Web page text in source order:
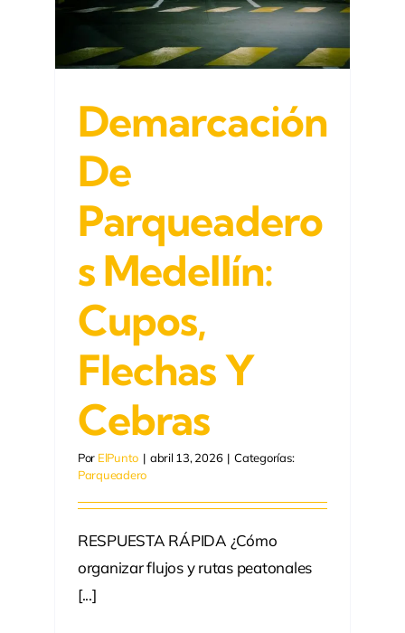
Demarcación
De
Parqueadero
S Medellín:
Cupos,
Flechas Y
Cebras
Por ElPunto | abril 13, 2026 | Categorías:
Parqueadero
RESPUESTA RÁPIDA ¿Cómo
organizar flujos y rutas peatonales
[...]